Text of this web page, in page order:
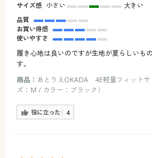
サイズ感 小さい
大きい
品質
お買い得感
使いやすさ
履き心地は良いのですが生地が夏らしいも
す。
商品： あとりえOKADA 4E軽量フィットサ
ズ：M / カラー：ブラック）
役に立った 4